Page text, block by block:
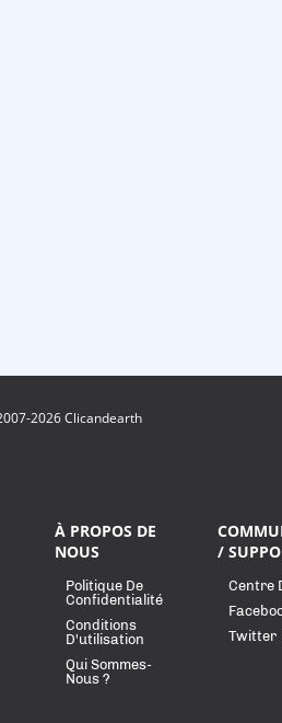
2026 Clicandearth
À PROPOS DE
NOUS
Politique De
Confidentialité
Conditions
D'utilisation
Qui Sommes-
Nous ?
/
Centre
Twitter